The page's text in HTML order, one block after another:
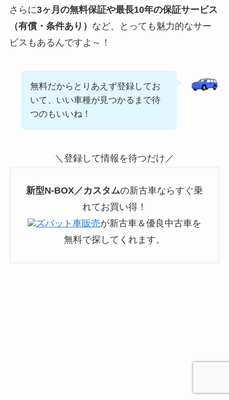
さらに3ヶ月の無料保証や最長10年の保証サービス
（有償・条件あり） など、とっても魅力的なサー
ビスもあるんですよ～！
無料だからとりあえず登録してお
いて、いい車種が見つかるまで待
つのもいいね！
＼登録して情報を待つだけ／
新型N-BOX／カスタムの新古車ならすぐ乗
れてお買い得！
ズバット車販売が新古車＆優良中古車を
無料で探してくれます。